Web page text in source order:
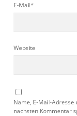
E-Mail*
Website
Name, E-Mail-
nächsten Kommentar